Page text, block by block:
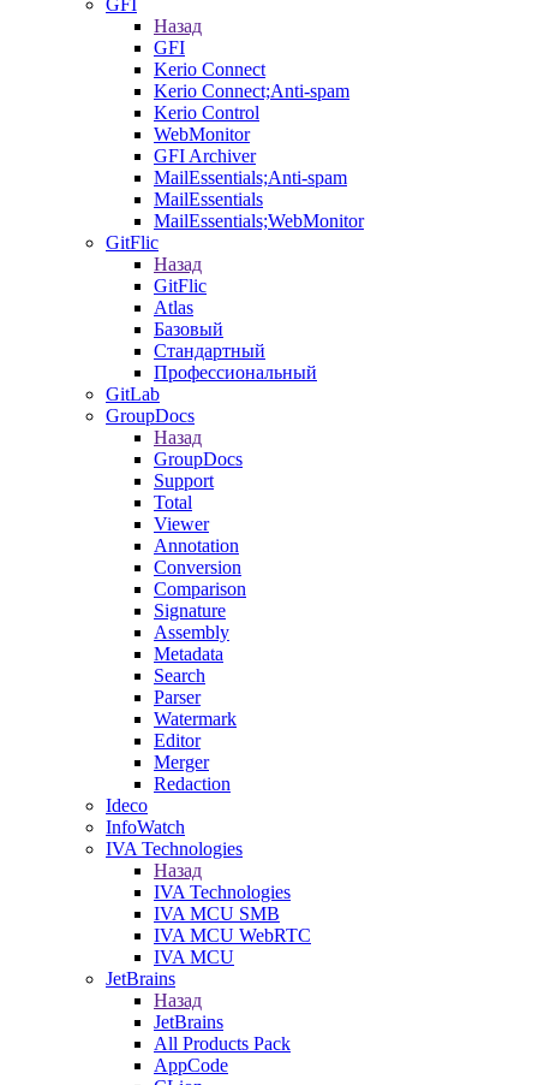
GFI
Назад
GFI
Kerio Connect
Kerio Connect;Anti-spam
Kerio Control
WebMonitor
GFI Archiver
MailEssentials;Anti-spam
MailEssentials
MailEssentials;WebMonitor
GitFlic
Назад
GitFlic
Atlas
Базовый
Стандартный
Профессиональный
GitLab
GroupDocs
Назад
GroupDocs
Support
Total
Viewer
Annotation
Conversion
Comparison
Signature
Assembly
Metadata
Search
Parser
Watermark
Editor
Merger
Redaction
Ideco
InfoWatch
IVA Technologies
Назад
IVA Technologies
IVA MCU SMB
IVA MCU WebRTC
IVA MCU
JetBrains
Назад
JetBrains
All Products Pack
AppCode